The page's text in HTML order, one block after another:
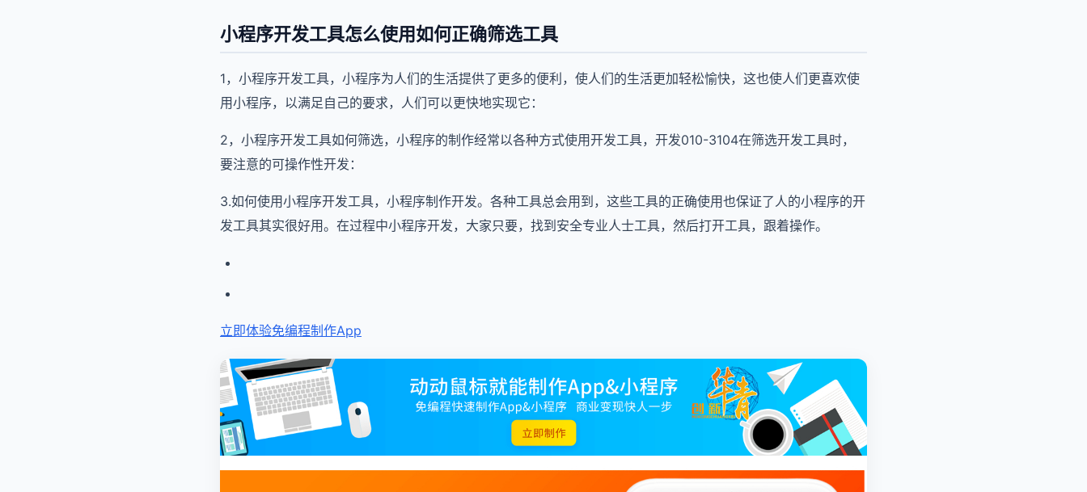
小程序开发工具怎么使用如何正确筛选工具
1，小程序开发工具，小程序为人们的生活提供了更多的便利，使人们的生活更加轻松愉快，这也使人们更喜欢使
用小程序，以满足自己的要求，人们可以更快地实现它：
2，小程序开发工具如何筛选，小程序的制作经常以各种方式使用开发工具，开发010-3104在筛选开发工具时，
要注意的可操作性开发：
3.如何使用小程序开发工具，小程序制作开发。各种工具总会用到，这些工具的正确使用也保证了人的小程序的开
发工具其实很好用。在过程中小程序开发，大家只要，找到安全专业人士工具，然后打开工具，跟着操作。
立即体验免编程制作App